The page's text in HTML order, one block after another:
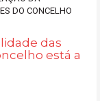
das
está a